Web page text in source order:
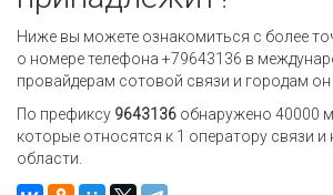
Ниже вы можете ознакомиться с более
о номере телефона +79643136 в
провайдерам сотовой связи и городам он
По префиксу 9643136 обнаружено 40000
которые относятся к 1 оператору связи и
области.